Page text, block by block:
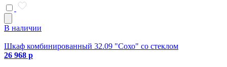
В наличии
Шкаф комбинированный 32.09 "Сохо" со стеклом
26 968 р